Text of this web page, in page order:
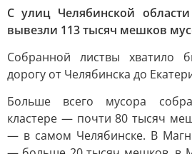
С улиц Челябинской
вывезли 113 тысяч мешков
Собранной листвы хватило
дорогу от Челябинска до
Больше всего мусора
кластере — почти 80 тысяч
— в самом Челябинске. В